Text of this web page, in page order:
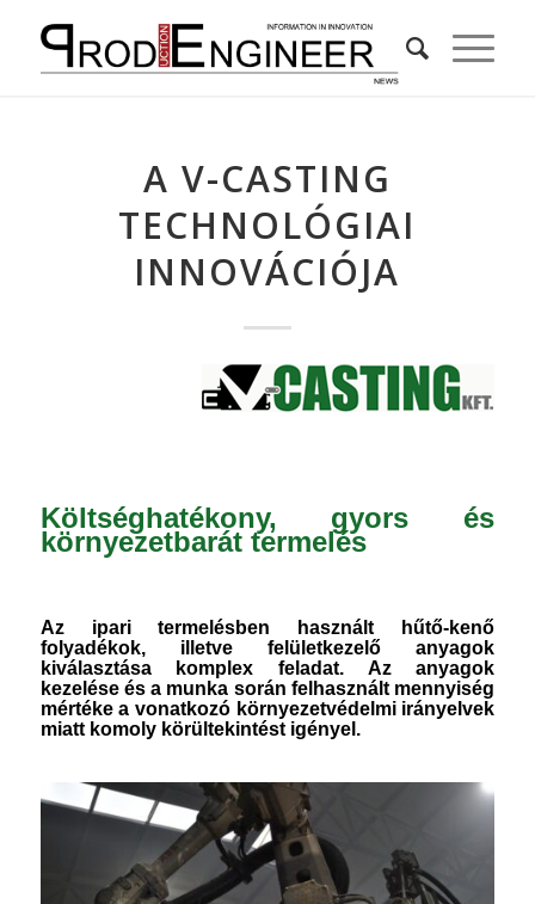
A V-CASTING
TECHNOLÓGIAI
INNOVÁCIÓJA
Költséghatékony, gyors és
környezetbarát termelés
Az ipari termelésben használt hűtő-kenő
folyadékok, illetve felületkezelő anyagok
kiválasztása komplex feladat. Az anyagok
kezelése és a munka során felhasznált mennyiség
mértéke a vonatkozó környezetvédelmi irányelvek
miatt komoly körültekintést igényel.